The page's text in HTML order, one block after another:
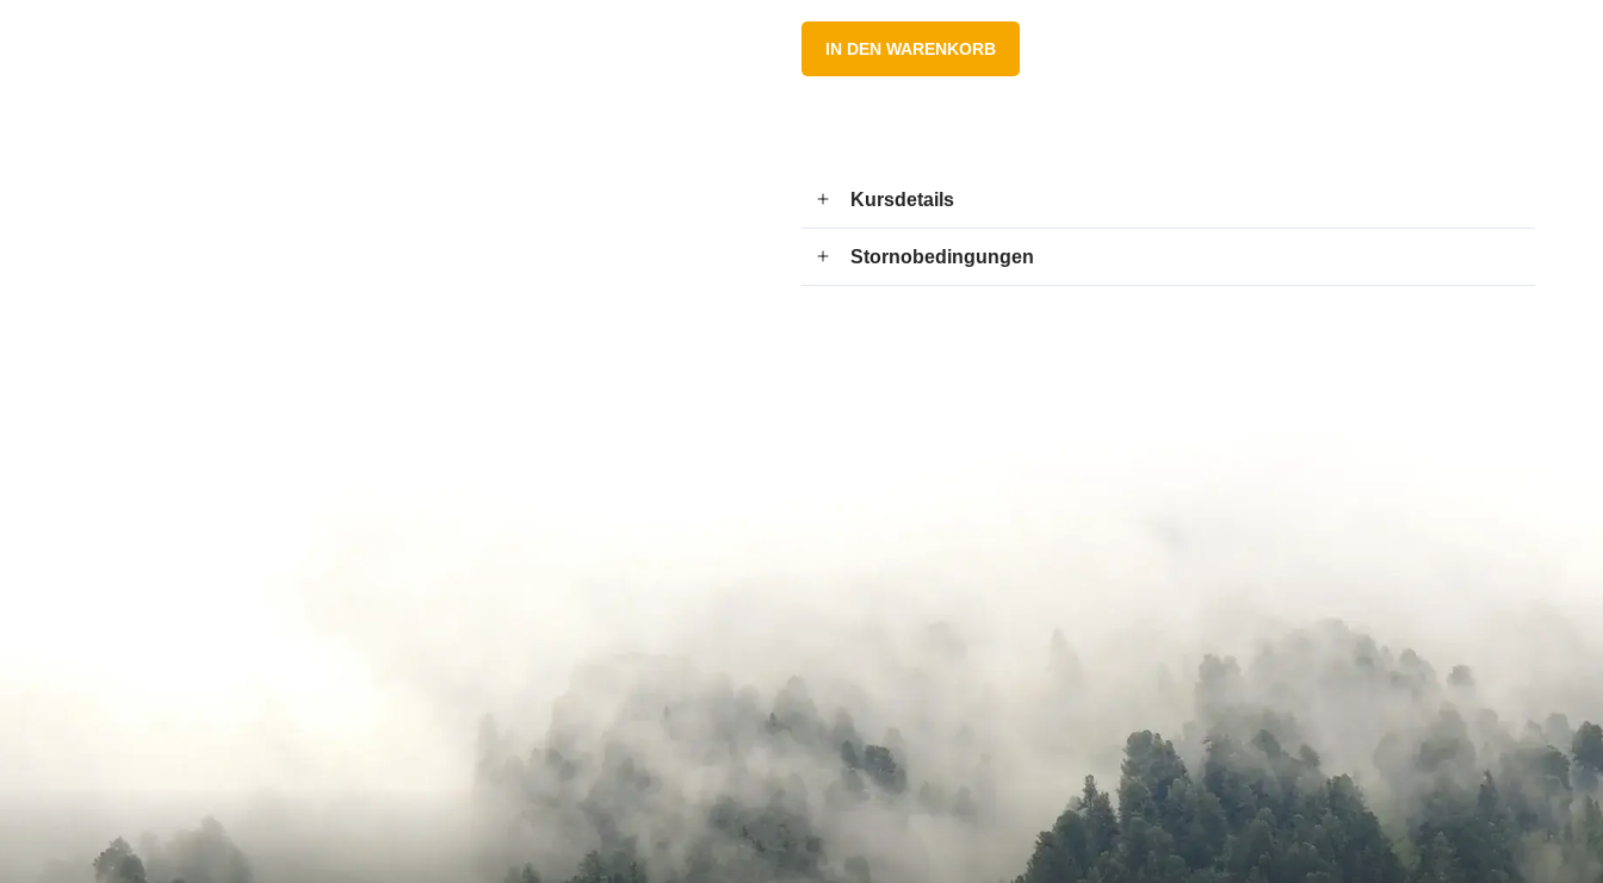
IN DEN WARENKORB
Kursdetails
Stornobedingungen